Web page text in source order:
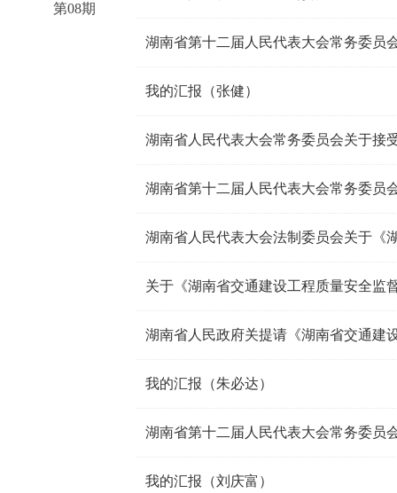
第08期
湖南省第十二届人民代表大会常务委员
我的汇报（张健）
湖南省第十二届人民代表大会常务委员
关于《湖南省交通建设工程质量安全监
我的汇报（朱必达）
我的汇报（刘庆富）